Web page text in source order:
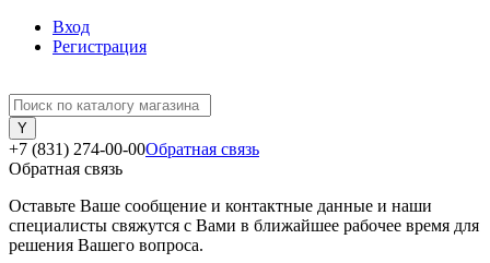
Вход
Регистрация
+7 (831) 274-00-00Обратная связь
Обратная связь
Оставьте Ваше сообщение и контактные данные и наши
специалисты свяжутся с Вами в ближайшее рабочее время для
решения Вашего вопроса.